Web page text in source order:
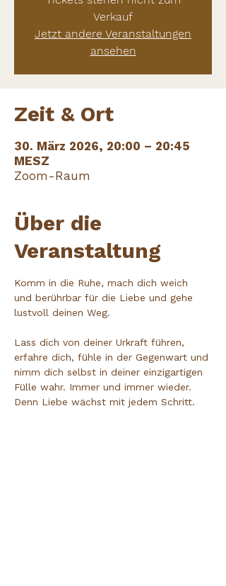
Verkauf
Jetzt andere Veranstaltungen
ansehen
Zeit & Ort
30. März 2026, 20:00 – 20:45
MESZ
Zoom-Raum
Über die
Veranstaltung
Komm in die Ruhe, mach dich weich
und berührbar für die Liebe und gehe
lustvoll deinen Weg.
Lass dich von deiner Urkraft führen,
erfahre dich, fühle in der Gegenwart und
nimm dich selbst in deiner einzigartigen
Fülle wahr. Immer und immer wieder.
Denn Liebe wächst mit jedem Schritt.